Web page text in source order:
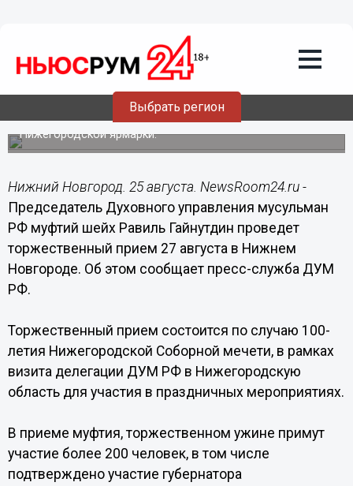
Выбрать регион
Равиль Гайнутдин проведет
торжественный прием 27 августа в
Нижнем Новгороде
Мероприятие по случаю 100-летия Нижегородской
Соборной мечети пройдет в Гербовом зале
Нижегородской ярмарки.
Нижний Новгород. 25 августа. NewsRoom24.ru -
Председатель Духовного управления мусульман
РФ муфтий шейх Равиль Гайнутдин проведет
торжественный прием 27 августа в Нижнем
Новгороде. Об этом сообщает пресс-служба ДУМ
РФ.
Торжественный прием состоится по случаю 100-
летия Нижегородской Соборной мечети, в рамках
визита делегации ДУМ РФ в Нижегородскую
область для участия в праздничных мероприятиях.
В приеме муфтия, торжественном ужине примут
участие более 200 человек, в том числе
подтверждено участие губернатора